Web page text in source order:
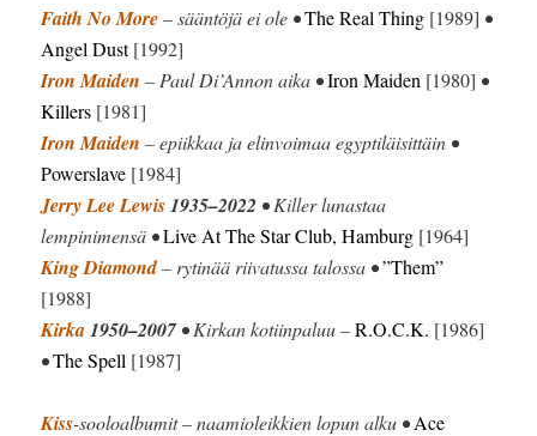
Faith No More– sääntöjä ei ole •The Real Thing [1989] •
Angel Dust[1992]
Iron Maiden – Paul Di’Annon aika •Iron Maiden [1980] •
Killers [1981]
Iron Maiden – epiikkaa ja elinvoimaa egyptiläisittäin •
Powerslave [1984]
Jerry Lee Lewis1935–2022 • Killer lunastaa
lempinimensä •Live At The Star Club, Hamburg [1964]
King Diamond– rytinää riivatussa talossa •”Them”
[1988]
Kirka1950–2007• Kirkan kotiinpaluu –R.O.C.K. [1986]
•The Spell [1987]
Kiss-sooloalbumit – naamioleikkien lopun alku •Ace